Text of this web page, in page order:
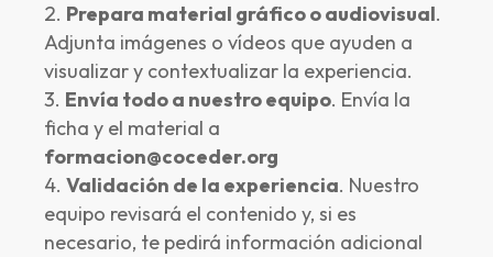
Prepara material gráfico o audiovisual.
Adjunta imágenes o vídeos que ayuden a
visualizar y contextualizar la experiencia.
Envía todo a nuestro equipo. Envía la
ficha y el material a
formacion@coceder.org
Validación de la experiencia. Nuestro
equipo revisará el contenido y, si es
necesario, te pedirá información adicional